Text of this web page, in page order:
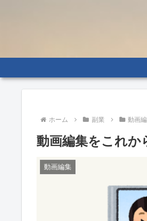
ホーム 副業 動画
動画編集をこれか
動画編集